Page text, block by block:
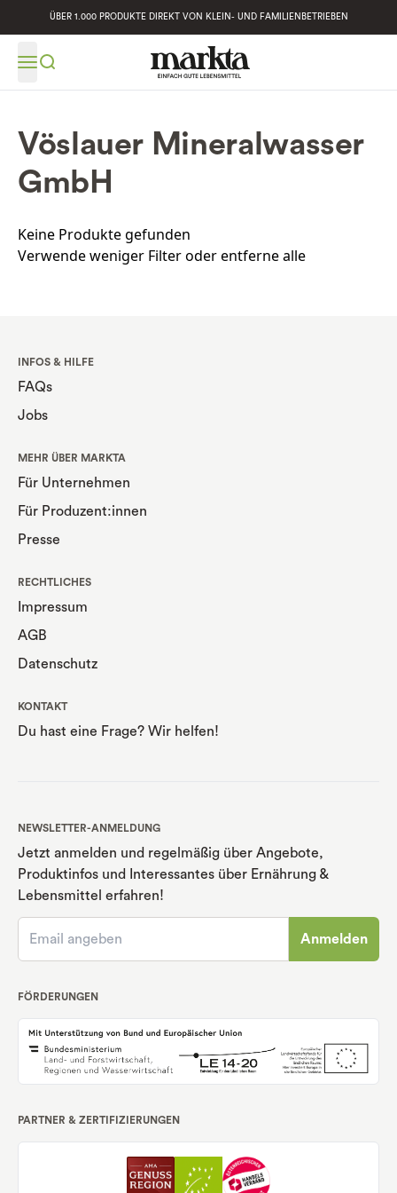
ÜBER 1.000 PRODUKTE DIREKT VON KLEIN- UND FAMILIENBETRIEBEN
Vöslauer Mineralwasser
GmbH
Keine Produkte gefunden
Verwende weniger Filter oderentferne alle
INFOS & HILFE
FAQs
Jobs
MEHR ÜBER MARKTA
Für Unternehmen
Für Produzent:innen
Presse
RECHTLICHES
Impressum
AGB
Datenschutz
KONTAKT
Du hast eine Frage? Wir helfen!
NEWSLETTER-ANMELDUNG
Jetzt anmelden und regelmäßig über Angebote,
Produktinfos und Interessantes über Ernährung &
Lebensmittel erfahren!
Anmelden
FÖRDERUNGEN
PARTNER & ZERTIFIZIERUNGEN